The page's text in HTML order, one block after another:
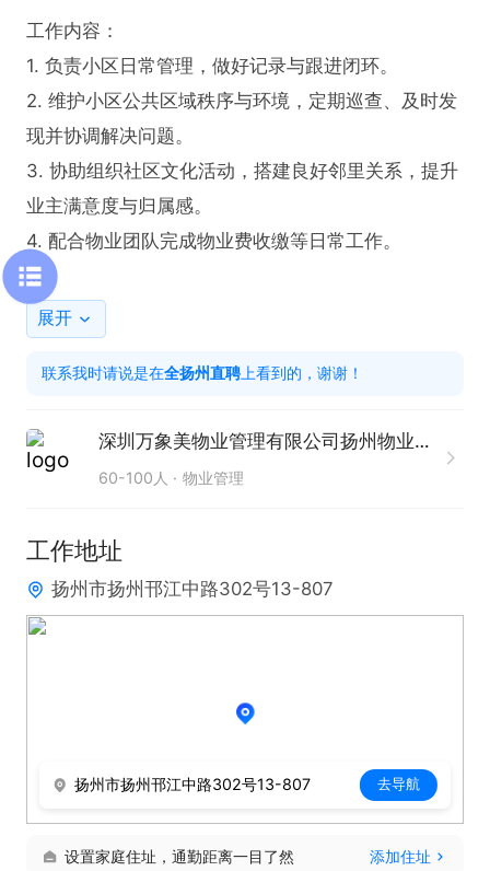
工作内容：
1. 负责小区日常管理，做好记录与跟进闭环。
2. 维护小区公共区域秩序与环境，定期巡查、及时发
现并协调解决问题。
3. 协助组织社区文化活动，搭建良好邻里关系，提升
业主满意度与归属感。
4. 配合物业团队完成物业费收缴等日常工作。
岗位要求：
2、物业相关专业或有1年以上住宅物业从业经验者优
3、性格活泼开朗阳光，形象好，有亲和力。
4、具备良好的沟通表达与协调能力，能耐心倾听业
5、责任心强、有服务意识，工作认真细致，能适应
弹性工作
展开
联系我时请说是在全扬州直聘 上看到的，谢谢！
深圳万象美物业管理有限公司扬州物业服务分公司
60-100人 物业管理
工作地址
扬州市扬州邗江中路302号13-807
扬州市扬州邗江中路302号13-807 去导航
设置家庭住址，通勤距离一目了然 添加住址